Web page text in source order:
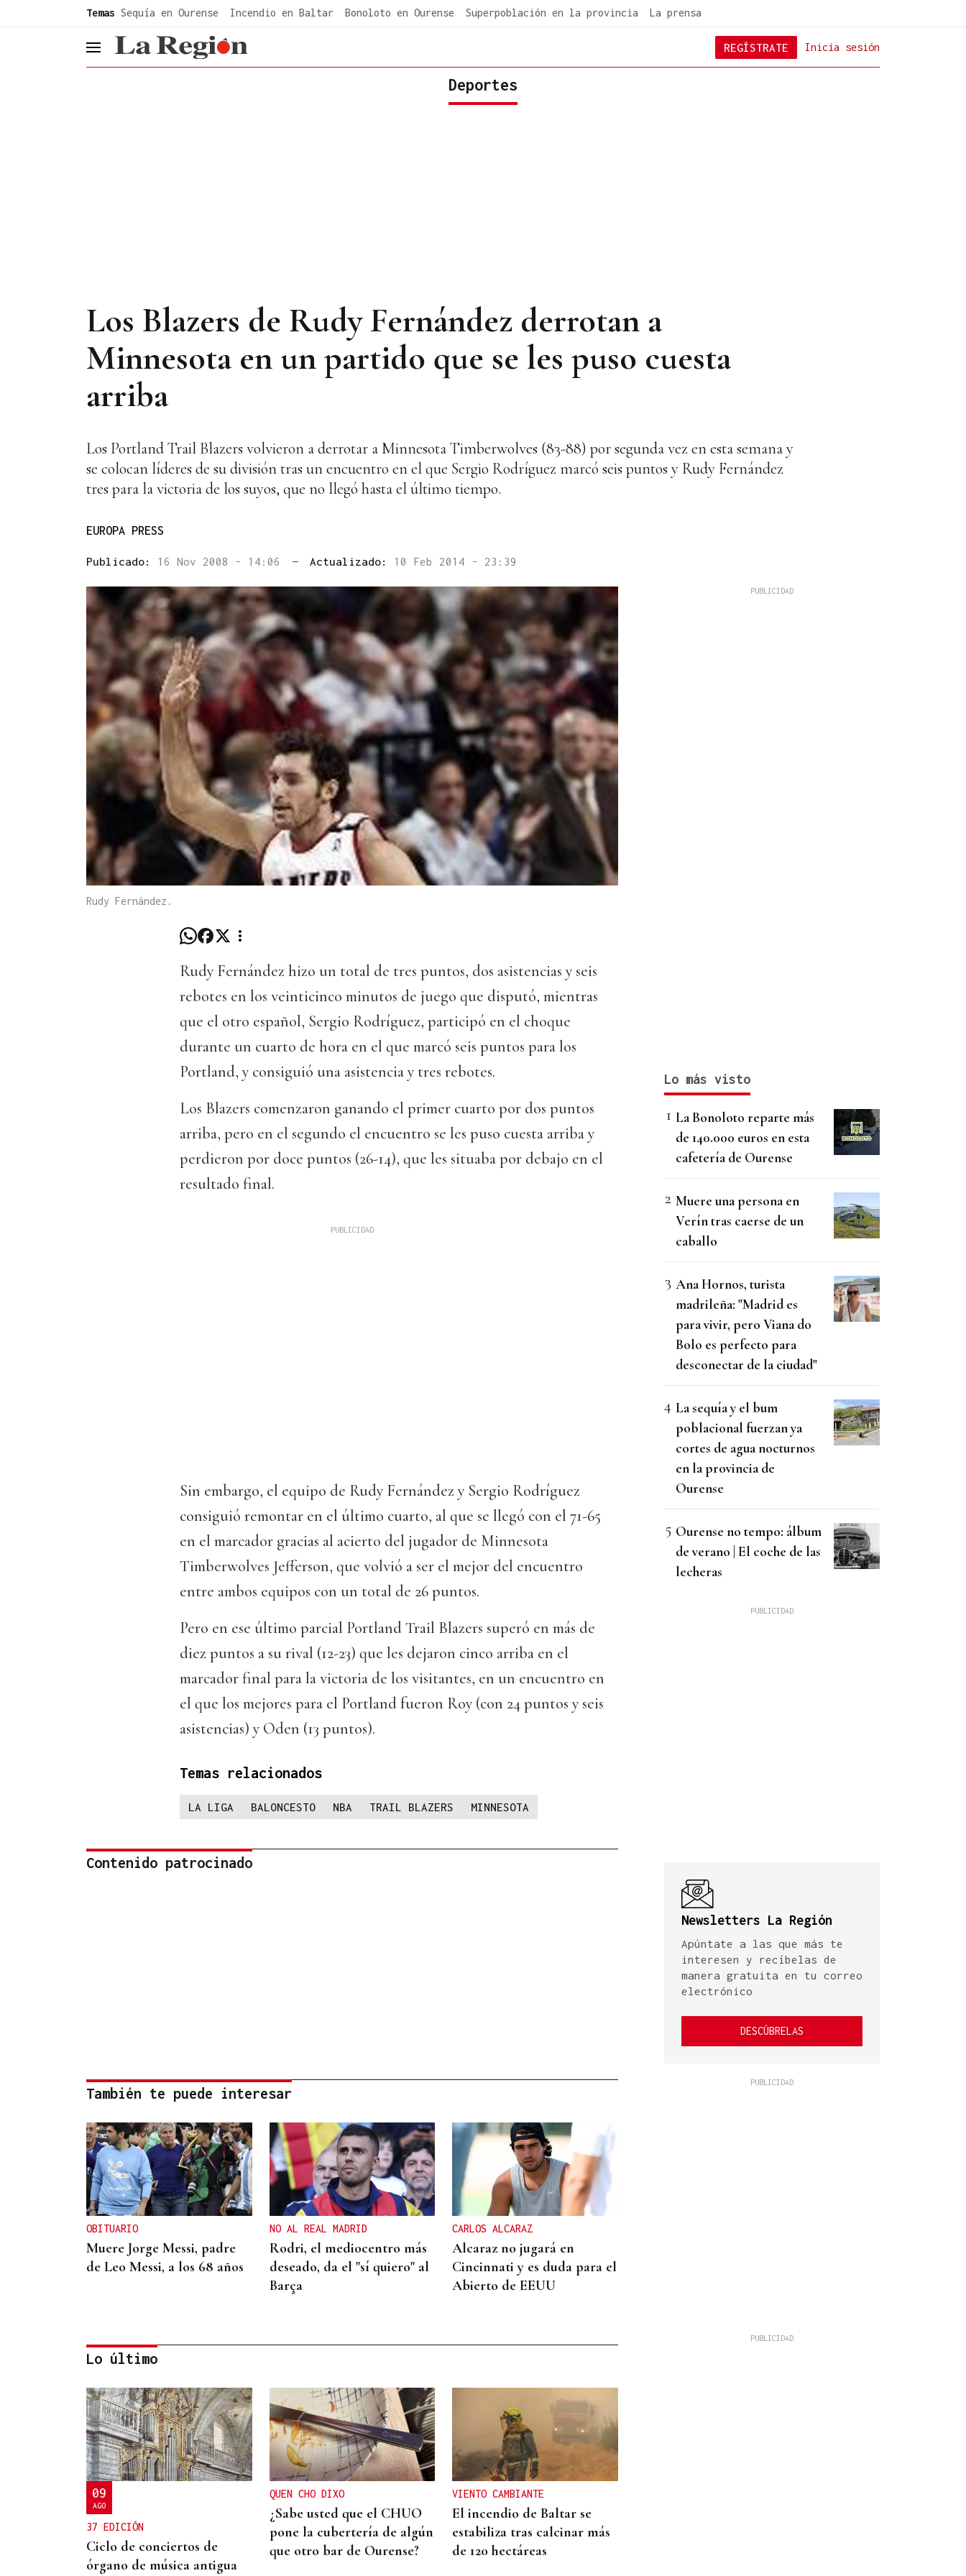
Temas Sequía en Ourense Incendio en Baltar Bonoloto en Ourense Superpoblación en la provincia La prensa
header.menu.open Inicia sesión
REGÍSTRATE
Deportes
Los Blazers de Rudy Fernández derrotan a
Minnesota en un partido que se les puso cuesta
arriba
Los Portland Trail Blazers volvieron a derrotar a Minnesota Timberwolves (83-88) por segunda vez en esta semana y
se colocan líderes de su división tras un encuentro en el que Sergio Rodríguez marcó seis puntos y Rudy Fernández
tres para la victoria de los suyos, que no llegó hasta el último tiempo.
EUROPA PRESS
Publicado: 16 Nov 2008 - 14:06 — Actualizado: 10 Feb 2014 - 23:39
Rudy Fernández.
Rudy Fernández hizo un total de tres puntos, dos asistencias y seis
rebotes en los veinticinco minutos de juego que disputó, mientras
que el otro español, Sergio Rodríguez, participó en el choque
durante un cuarto de hora en el que marcó seis puntos para los
Portland, y consiguió una asistencia y tres rebotes.
Los Blazers comenzaron ganando el primer cuarto por dos puntos
arriba, pero en el segundo el encuentro se les puso cuesta arriba y
perdieron por doce puntos (26-14), que les situaba por debajo en el
resultado final.
Sin embargo, el equipo de Rudy Fernández y Sergio Rodríguez
consiguió remontar en el último cuarto, al que se llegó con el 71-65
en el marcador gracias al acierto del jugador de Minnesota
Timberwolves Jefferson, que volvió a ser el mejor del encuentro
entre ambos equipos con un total de 26 puntos.
Pero en ese último parcial Portland Trail Blazers superó en más de
diez puntos a su rival (12-23) que les dejaron cinco arriba en el
marcador final para la victoria de los visitantes, en un encuentro en
el que los mejores para el Portland fueron Roy (con 24 puntos y seis
asistencias) y Oden (13 puntos).
Temas relacionados
LA LIGA BALONCESTO NBA TRAIL BLAZERS MINNESOTA
Contenido patrocinado
También te puede interesar
OBITUARIO
Muere Jorge Messi, padre
de Leo Messi, a los 68 años
NO AL REAL MADRID
Rodri, el mediocentro más
deseado, da el "sí quiero" al
Barça
CARLOS ALCARAZ
Alcaraz no jugará en
Cincinnati y es duda para el
Abierto de EEUU
SUSTITUTO DEL OURENSANO
Vázquez Alvite, nuevo
presidente del Comité
Técnico en Galicia
Lo último
09
AGO
37 EDICIÓN
Ciclo de conciertos de
órgano de música antigua
QUEN CHO DIXO
¿Sabe usted que el CHUO
pone la cubertería de algún
que otro bar de Ourense?
VIENTO CAMBIANTE
El incendio de Baltar se
estabiliza tras calcinar más
de 120 hectáreas
Lo más visto
La Bonoloto reparte más
de 140.000 euros en esta
cafetería de Ourense
Muere una persona en
Verín tras caerse de un
caballo
Ana Hornos, turista
madrileña: "Madrid es
para vivir, pero Viana do
Bolo es perfecto para
desconectar de la ciudad"
La sequía y el bum
poblacional fuerzan ya
cortes de agua nocturnos
en la provincia de
Ourense
Ourense no tempo: álbum
de verano | El coche de las
lecheras
Newsletters La Región
Apúntate a las que más te
interesen y recíbelas de
manera gratuita en tu correo
electrónico
DESCÚBRELAS